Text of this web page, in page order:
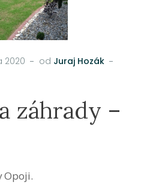
2020 od Juraj Hozák
záhrady –
Opoji.